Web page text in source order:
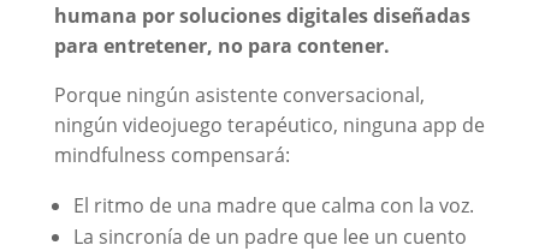
humana por soluciones digitales diseñadas
para entretener, no para contener.
Porque ningún asistente conversacional,
ningún videojuego terapéutico, ninguna app de
mindfulness compensará:
El ritmo de una madre que calma con la voz.
La sincronía de un padre que lee un cuento